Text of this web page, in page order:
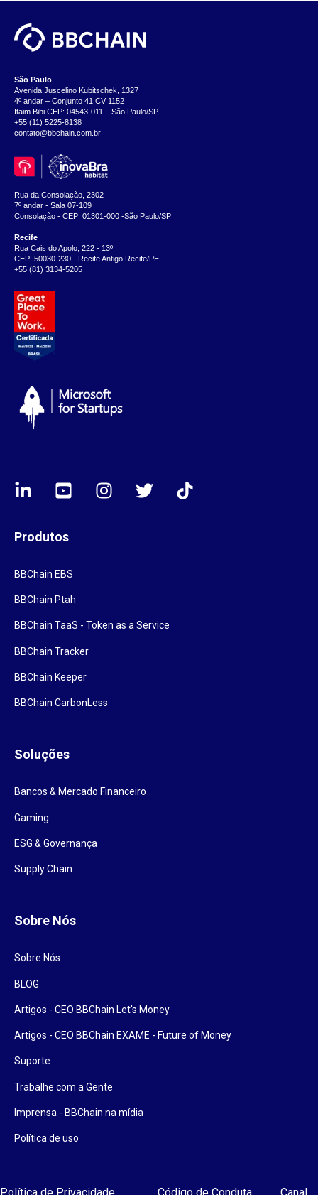
São Paulo
Avenida Juscelino Kubitschek, 1327
4º andar – Conjunto 41 CV 1152
Itaim Bibi CEP: 04543-011 – São Paulo/SP
+55 (11) 5225-8138
contato@bbchain.com.br
Rua da Consolação, 2302
7º andar - Sala 07-109
Consolação - CEP: 01301-000 -São Paulo/SP
Recife
Rua Cais do Apolo, 222 - 13º
CEP: 50030-230 - Recife Antigo Recife/PE
+55 (81) 3134-5205
Produtos
BBChain EBS
BBChain Ptah
BBChain TaaS - Token as a Service
BBChain Tracker
BBChain Keeper
BBChain CarbonLess
Soluções
Bancos & Mercado Financeiro
Gaming
ESG & Governança
Supply Chain
Sobre Nós
Sobre Nós
BLOG
Artigos - CEO BBChain Let's Money
Artigos - CEO BBChain EXAME - Future of Money
Suporte
Trabalhe com a Gente
Imprensa - BBChain na mídia
Política de uso